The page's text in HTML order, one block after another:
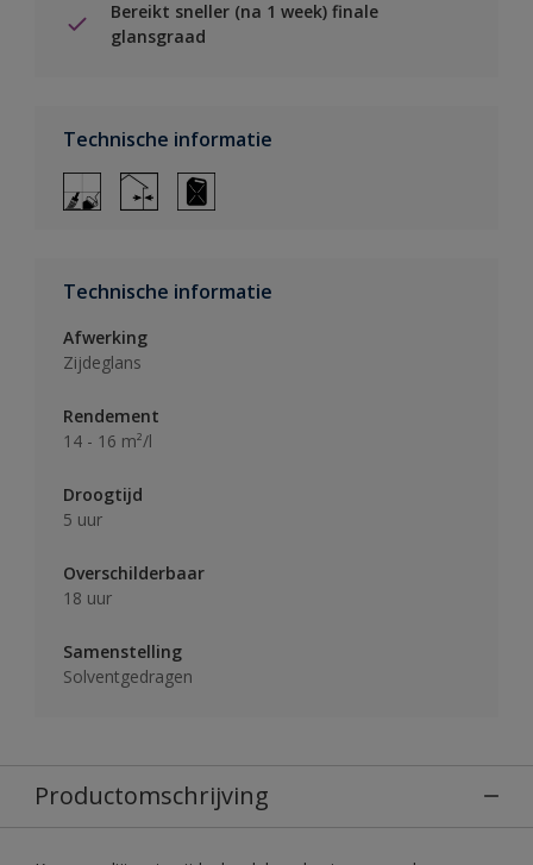
Bereikt sneller (na 1 week) finale
glansgraad
Technische informatie
Technische informatie
Afwerking
Zijdeglans
Rendement
14 - 16 m²/l
Droogtijd
5 uur
Overschilderbaar
18 uur
Samenstelling
Solventgedragen
Productomschrijving